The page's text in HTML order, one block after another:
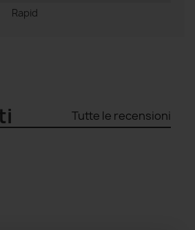
Rapid
Tutte le recensioni